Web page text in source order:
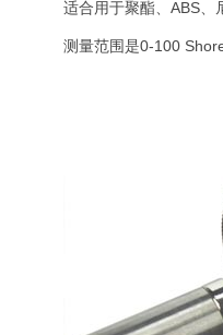
适合用于聚酯、ABS、
测量范围是0-100